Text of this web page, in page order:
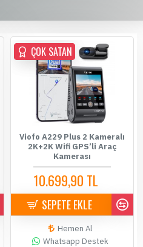
ÇOK SATAN
ÇOK SATAN
Viofo A229 Plus 2 Kameralı
2K+2K Wifi GPS’li Araç
Kamerası
10.699,90 TL
SEPETE EKLE
Hemen Al
Whatsapp Destek